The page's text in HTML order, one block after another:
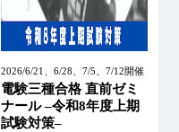
2026/6/21、6/28、7/5、7/12開催
電験三種合格 直前ゼミ
ナール –令和8年度上期
試験対策–